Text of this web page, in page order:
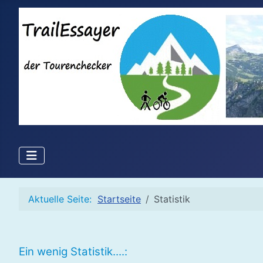
Aktuelle Seite: Startseite Statistik
Ein wenig Statistik....: